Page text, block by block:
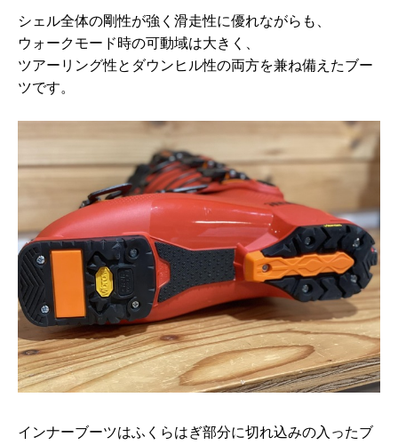
シェル全体の剛性が強く滑走性に優れながらも、
ウォークモード時の可動域は大きく、
ツアーリング性とダウンヒル性の両方を兼ね備えたブー
ツです。
インナーブーツはふくらはぎ部分に切れ込みの入ったブ